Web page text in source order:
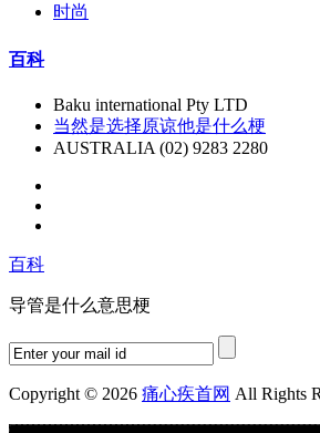
时尚
百科
Baku international Pty LTD
当然是选择原谅他是什么梗
AUSTRALIA (02) 9283 2280
百科
导管是什么意思梗
Copyright © 2026 痛心疾首网 All Rights